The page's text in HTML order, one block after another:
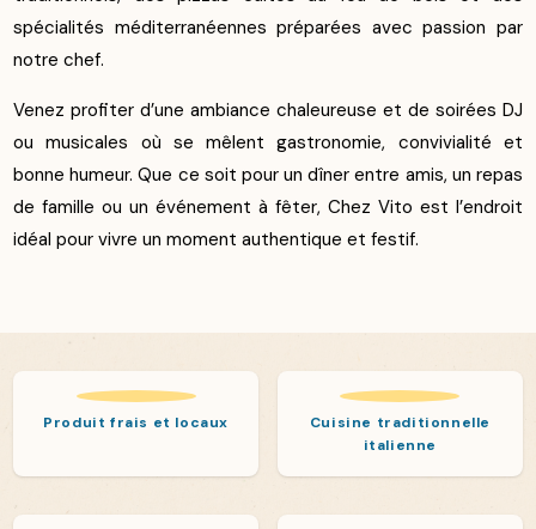
spécialités méditerranéennes préparées avec passion par
notre chef.
Venez profiter d’une ambiance chaleureuse et de soirées DJ
ou musicales où se mêlent gastronomie, convivialité et
bonne humeur. Que ce soit pour un dîner entre amis, un repas
de famille ou un événement à fêter, Chez Vito est l’endroit
idéal pour vivre un moment authentique et festif.
Produit frais et locaux
Cuisine traditionnelle
italienne